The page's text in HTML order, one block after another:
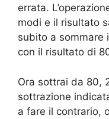
errata.
modi e il risultato
subito a sommare
con il risultato di
Ora sottrai da 80,
sottrazione
a fare il contrario,